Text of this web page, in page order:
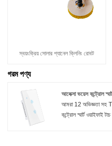
স্বয়ংক্রিয় সোলার প্যানেল ক্লিনিং রোবট
গরম পণ্য
আলেক্সা ভয়েস কন্ট্রোল
আমরা 12 অভিজ্ঞতা
কন্ট্রোল স্মার্ট ওয়াইফাই